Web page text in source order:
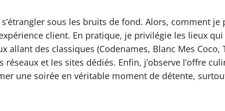
sous les bruits de fond. Alors, comment je
client. En pratique, je privilégie les lieux
des classiques (Codenames, Blanc Mes Coco,
et les sites dédiés. Enfin, j’observe l’offre
une soirée en véritable moment de détente,